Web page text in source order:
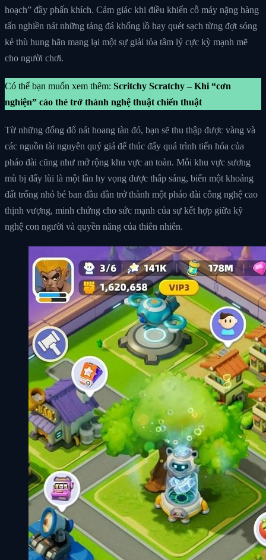
hoạch” đầy phấn khích. Cảm giác khi điều khiển cỗ máy nặng hàng
tấn nghiền nát những tảng đá khổng lồ hay quét sạch từng đợt sóng
kẻ thù hung hãn mang lại một sự giải tỏa tâm lý cực kỳ mạnh mẽ
cho người chơi.
Có thể bạn muốn xem thêm: Scritchy Scratchy – Khi “cơn
nghiện” cào thẻ trở thành nghệ thuật chiến thuật
Từ những đống đổ nát hoang tàn đó, bạn sẽ thu thập được vàng và
các nguồn tài nguyên quý giá để thúc đẩy quá trình tiến hóa của
pháo đài cũng như mở rộng khu vực an toàn. Mỗi khu vực sương
mù bị đẩy lùi là một lần hy vọng được thắp sáng, biến một khoảng
đất trống nhỏ bé ban đầu dần trở thành một pháo đài công nghệ cao
thịnh vượng, minh chứng cho sức mạnh của sự kết hợp giữa kỹ
nghệ con người và quyền năng của thiên nhiên.